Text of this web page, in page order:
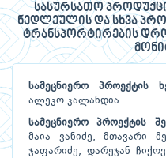
სასურსათო
ნედლეულის და სხვა
ტრანსპორტირების
სამეცნიერო პროექტის
ალეკო კალანდია
სამეცნიერო პროექტის
მაია ვანიძე, მთავარი
ჯაფარიძე, დარეჯან